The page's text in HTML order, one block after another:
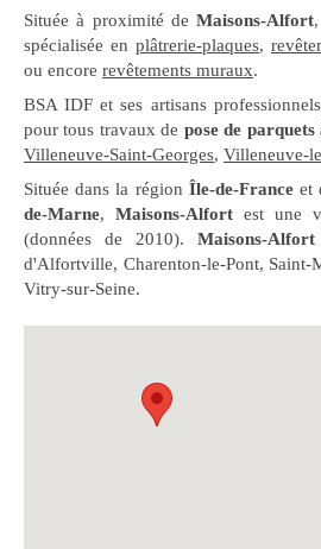
Située à proximité de Maisons-Alfort
spécialisée en plâtrerie-plaques,
ou encore revêtements muraux.
BSA IDF et ses artisans
pour tous travaux de pose de parquets
Villeneuve-Saint-Georges, Villeneuve-
Située dans la région Île-de-Franceet
de-Marne, Maisons-Alfort est une
(données de 2010). Maisons-Alfort
d'Alfortville, Charenton-le-Pont, Saint-
Vitry-sur-Seine.